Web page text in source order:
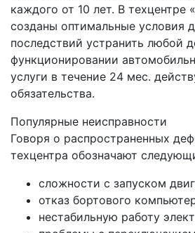
каждого от 10 лет. В техцентре
созданы оптимальные условия
последствий устранить любой
функционировании
услуги в течение 24 мес.
обязательства.
Популярные неисправности
Говоря о распространенных
техцентра обозначают
сложности с запуском
отказ бортового
нестабильную работу